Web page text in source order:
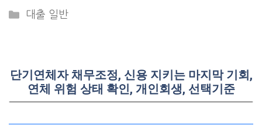
Categories
대출 일반
단기연체자 채무조정, 신용 지키는 마지막 기회,
연체 위험 상태 확인, 개인회생, 선택기준